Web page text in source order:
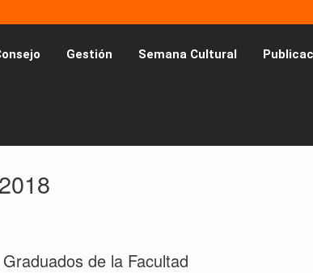
Gestión Semana Cultural
de la Facultad